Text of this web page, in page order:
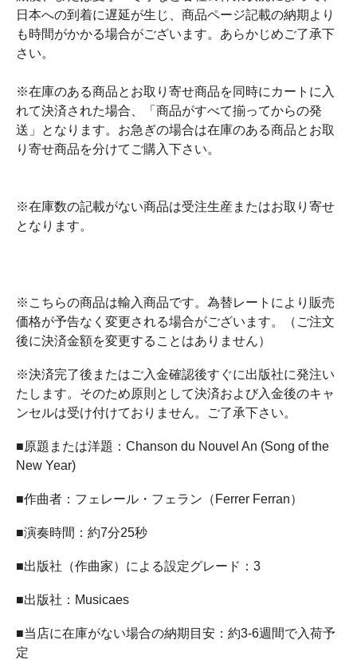
日本への到着に遅延が生じ、商品ページ記載の納期より
も時間がかかる場合がございます。あらかじめご了承下
さい。
※在庫のある商品とお取り寄せ商品を同時にカートに入
れて決済された場合、「商品がすべて揃ってからの発
送」となります。お急ぎの場合は在庫のある商品とお取
り寄せ商品を分けてご購入下さい。
※在庫数の記載がない商品は受注生産またはお取り寄せ
となります。
※こちらの商品は輸入商品です。為替レートにより販売
価格が予告なく変更される場合がございます。（ご注文
後に決済金額を変更することはありません）
※決済完了後またはご入金確認後すぐに出版社に発注い
たします。そのため原則として決済および入金後のキャ
ンセルは受け付けておりません。ご了承下さい。
■原題または洋題：Chanson du Nouvel An (Song of the
New Year)
■作曲者：フェレール・フェラン（Ferrer Ferran）
■演奏時間：約7分25秒
■出版社（作曲家）による設定グレード：3
■出版社：Musicaes
■当店に在庫がない場合の納期目安：約3-6週間で入荷予
定